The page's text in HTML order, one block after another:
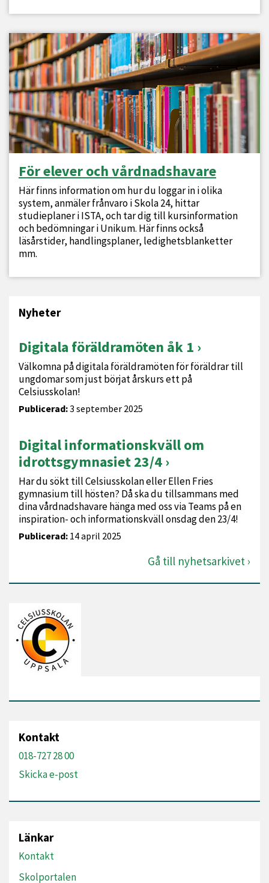
För elever och vårdnadshavare
Här finns information om hur du loggar in i olika
system, anmäler frånvaro i Skola 24, hittar
studieplaner i ISTA, och tar dig till kursinformation
och bedömningar i Unikum. Här finns också
läsårstider, handlingsplaner, ledighetsblanketter
mm.
Nyheter
Digitala föräldramöten åk 1
Välkomna på digitala föräldramöten för föräldrar till
ungdomar som just börjat årskurs ett på
Celsiusskolan!
Publicerad:3 september 2025
Digital informationskväll om
idrottsgymnasiet 23/4
Har du sökt till Celsiusskolan eller Ellen Fries
gymnasium till hösten? Då ska du tillsammans med
dina vårdnadshavare hänga med oss via Teams på en
inspiration- och informationskväll onsdag den 23/4!
Publicerad: 14 april 2025
Gå till nyhetsarkivet
Kontakt
018-727 28 00
Skicka e-post
Länkar
Kontakt
Skolportalen